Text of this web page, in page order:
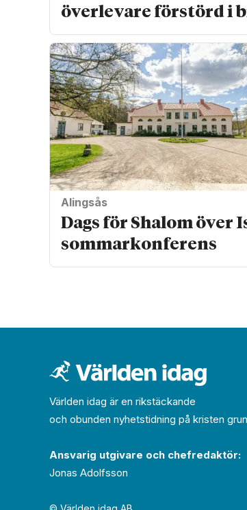
överlevare förstörd i
Alingsås
Dags för Shalom över
sommarkonferens
Världen idag är en rikstäckande
och obunden nyhets­­­tidning på kristen
Ansvarig utgivare och chef­redaktör:
Jonas Adolfsson